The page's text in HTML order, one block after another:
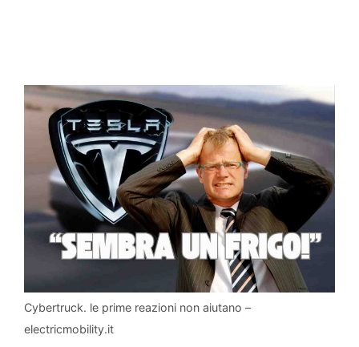
Cybertruck. le prime reazioni non aiutano –
electricmobility.it